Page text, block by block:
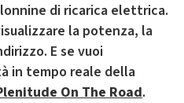
di ricarica elettrica.
la potenza, la
E se vuoi
in tempo reale della
On The Road.